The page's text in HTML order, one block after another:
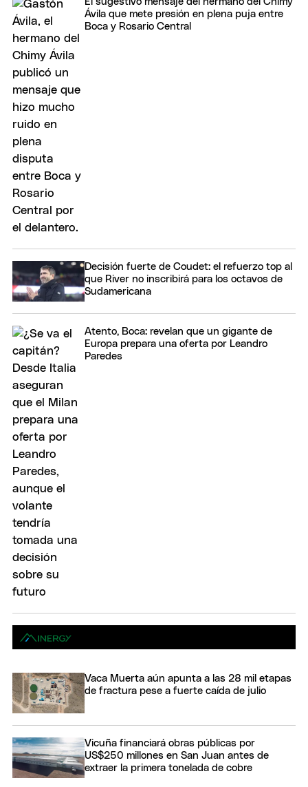
Ávila que mete presión en plena puja entre
Boca y Rosario Central
Decisión fuerte de Coudet: el refuerzo top al
que River no inscribirá para los octavos de
Sudamericana
Atento, Boca: revelan que un gigante de
Europa prepara una oferta por Leandro
Paredes
Vaca Muerta aún apunta a las 28 mil etapas
de fractura pese a fuerte caída de julio
Vicuña financiará obras públicas por
US$250 millones en San Juan antes de
extraer la primera tonelada de cobre